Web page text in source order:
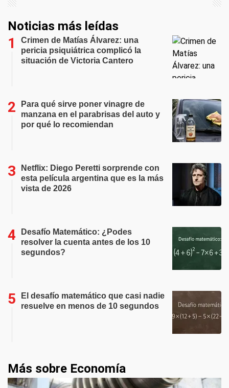
Noticias más leídas
Crimen de Matías Álvarez: una
pericia psiquiátrica complicó la
situación de Victoria Cantero
Para qué sirve poner vinagre de
manzana en el parabrisas del auto y
por qué lo recomiendan
Netflix: Diego Peretti sorprende con
esta película argentina que es la más
vista de 2026
Desafío Matemático: ¿Podes
resolver la cuenta antes de los 10
segundos?
El desafío matemático que casi nadie
resuelve en menos de 10 segundos
Más sobre Economía